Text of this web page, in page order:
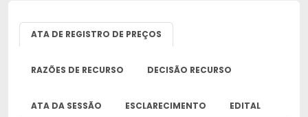
ATA DE REGISTRO DE PREÇOS
RAZÕES DE RECURSO DECISÃO RECURSO
ATA DA SESSÃO ESCLARECIMENTO EDITAL